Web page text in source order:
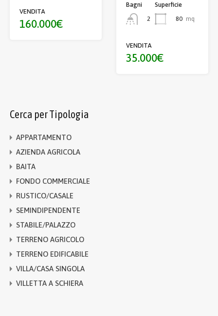
VENDITA
160.000€
Bagni
2
Superficie
80 mq
VENDITA
35.000€
Cerca per Tipologia
APPARTAMENTO
AZIENDA AGRICOLA
BAITA
FONDO COMMERCIALE
RUSTICO/CASALE
SEMINDIPENDENTE
STABILE/PALAZZO
TERRENO AGRICOLO
TERRENO EDIFICABILE
VILLA/CASA SINGOLA
VILLETTA A SCHIERA